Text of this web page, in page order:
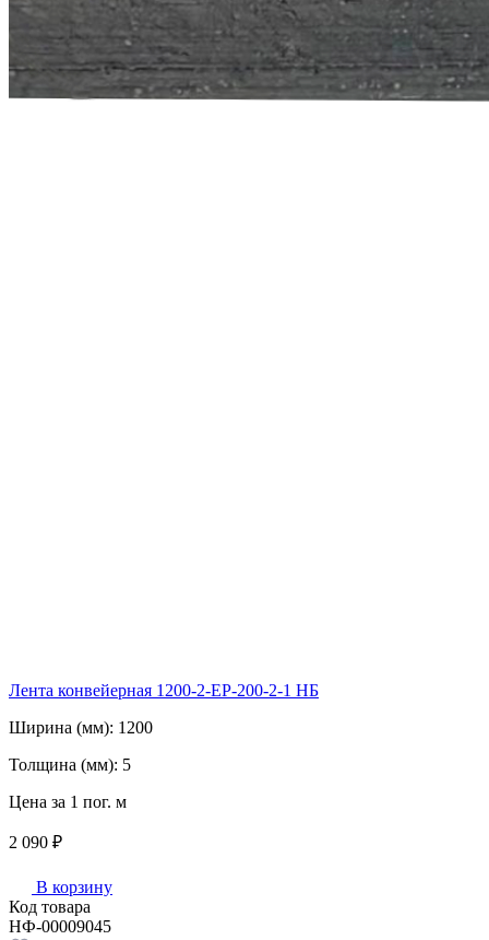
Лента конвейерная 1200-2-ЕР-200-2-1 НБ
Ширина (мм): 1200
Толщина (мм): 5
Цена за 1 пог. м
2 090 ₽
В корзину
Код товара
НФ-00009045